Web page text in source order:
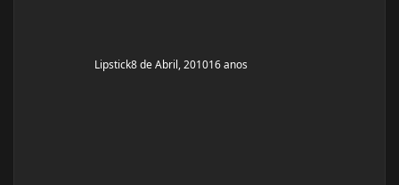
Lipstick8 de Abril, 201016 anos